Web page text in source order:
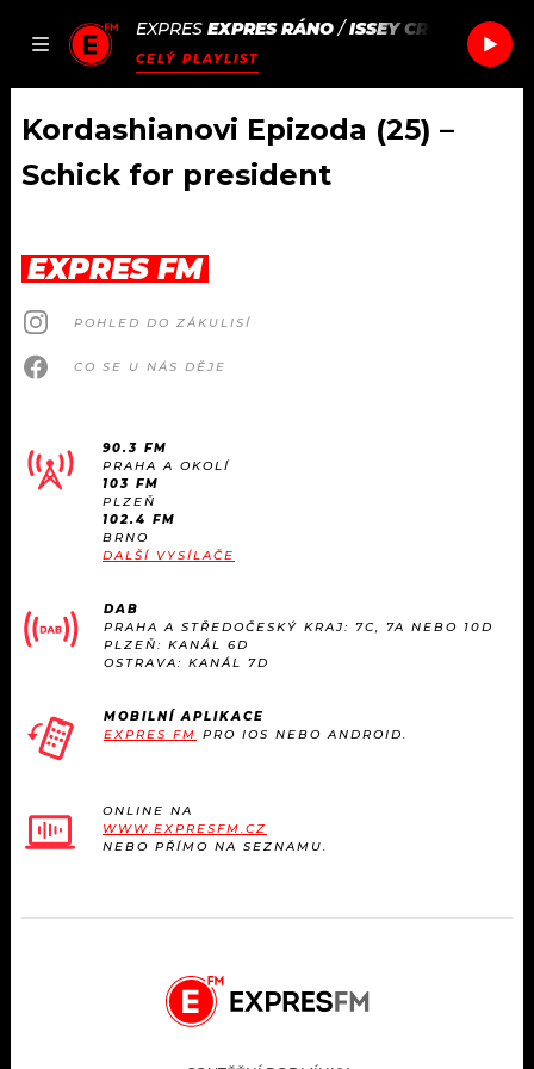
JAK
SEZNAM.CZ
EXPRES EXPRES RÁNO/ISSEY CROSS
CELÝ PLAYLIST
ČLÁNKY
AKTUÁLNĚ
HUDBA
#NEBUDUDOMA
KALENDÁŘ
TRENDY
MIX
PODCASTY
JAK NALADIT
RÁDIO
APLIKACE
PROGRAM
PLAYLIST
JAK NALADIT
SOUTĚŽE
Kordashianovi Epizoda (25) –
Schick for president
EXPRES FM
POHLED DO ZÁKULISÍ
CO SE U NÁS DĚJE
90.3 FM
PRAHA A OKOLÍ
103 FM
PLZEŇ
102.4 FM
BRNO
DALŠÍ VYSÍLAČE
DAB
PRAHA A STŘEDOČESKÝ KRAJ: 7C, 7A NEBO 10D
PLZEŇ: KANÁL 6D
OSTRAVA: KANÁL 7D
MOBILNÍ APLIKACE
EXPRES FM PRO IOS NEBO ANDROID.
ONLINE NA
WWW.EXPRESFM.CZ
NEBO PŘÍMO NA SEZNAMU.